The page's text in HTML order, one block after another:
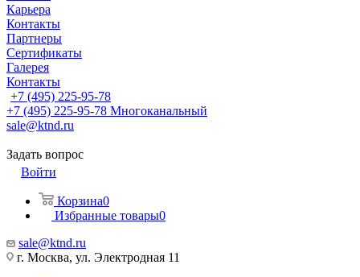
Карьера
Контакты
Партнеры
Сертификаты
Галерея
Контакты
+7 (495) 225-95-78
+7 (495) 225-95-78 Многоканальный
sale@ktnd.ru
Задать вопрос
Войти
Корзина0
Избранные товары0
sale@ktnd.ru
г. Москва, ул. Электродная 11